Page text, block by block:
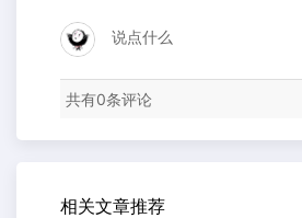
说点什么
共有0条评论
相关文章推荐